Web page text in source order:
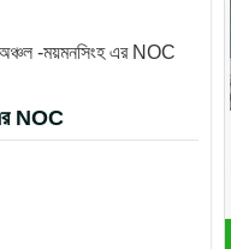
অঞ্চল -ময়মনসিংহ এর NOC
এর NOC